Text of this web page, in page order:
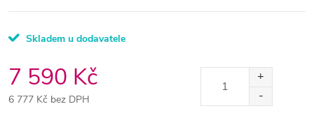
Skladem u dodavatele
7 590 Kč
6 777 Kč bez DPH